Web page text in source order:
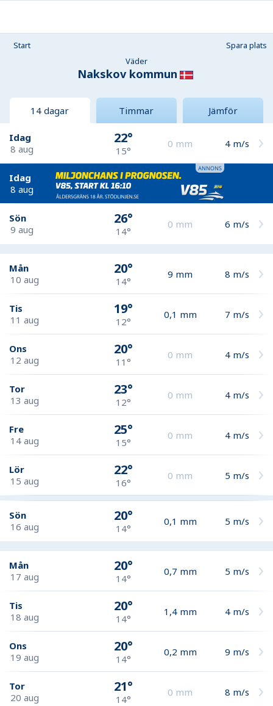
Start
Spara plats
Väder
Nakskov kommun
14 dagar Timmar Jämför
Idag
8 aug
22°
15°
0 mm 4 m/s
Idag
8 aug
Sön
9 aug
26°
14°
0 mm 6 m/s
Mån
10 aug
20°
14°
9 mm 8 m/s
Tis
11 aug
19°
12°
0,1 mm 7 m/s
Ons
12 aug
20°
11°
0 mm 4 m/s
Tor
13 aug
23°
12°
0 mm 4 m/s
Fre
14 aug
25°
15°
0 mm 4 m/s
Lör
15 aug
22°
16°
0 mm 5 m/s
Sön
16 aug
20°
14°
0,1 mm 5 m/s
Mån
17 aug
20°
14°
0,7 mm 5 m/s
Tis
18 aug
20°
14°
1,4 mm 4 m/s
Ons
19 aug
20°
14°
0,2 mm 9 m/s
Tor
20 aug
21°
14°
0 mm 8 m/s